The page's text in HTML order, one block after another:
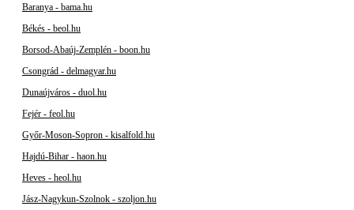
Baranya - bama.hu
Békés - beol.hu
Borsod-Abaúj-Zemplén - boon.hu
Csongrád - delmagyar.hu
Dunaújváros - duol.hu
Fejér - feol.hu
Győr-Moson-Sopron - kisalfold.hu
Hajdú-Bihar - haon.hu
Heves - heol.hu
Jász-Nagykun-Szolnok - szoljon.hu